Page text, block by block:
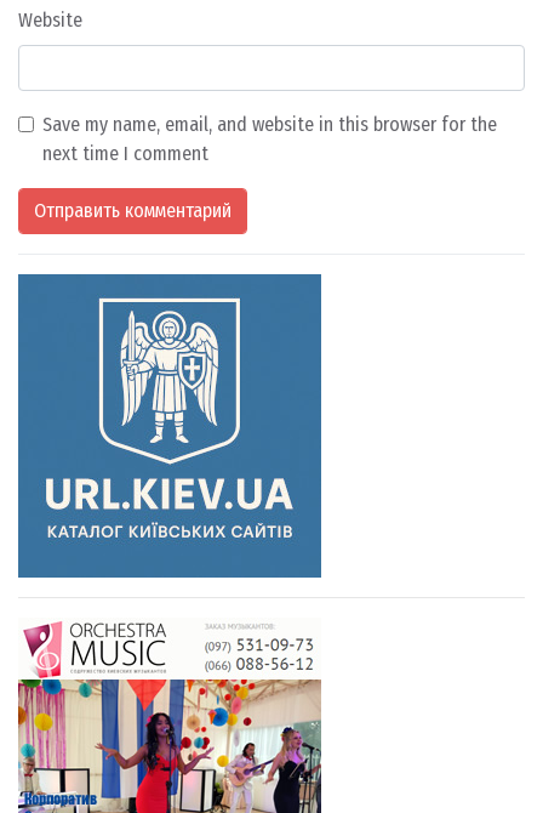
Website
Save my name, email, and website in this browser for the
next time I comment